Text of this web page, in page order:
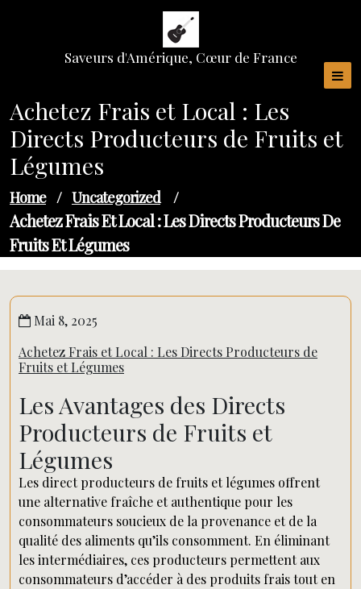
Saveurs d'Amérique, Cœur de France
Achetez Frais et Local : Les
Directs Producteurs de Fruits et
Légumes
Home / Uncategorized /
Achetez Frais Et Local : Les Directs Producteurs De
Fruits Et Légumes
Mai 8, 2025
Achetez Frais et Local : Les Directs Producteurs de
Fruits et Légumes
Les Avantages des Directs
Producteurs de Fruits et
Légumes
Les direct producteurs de fruits et légumes offrent
une alternative fraîche et authentique pour les
consommateurs soucieux de la provenance et de la
qualité des aliments qu’ils consomment. En éliminant
les intermédiaires, ces producteurs permettent aux
consommateurs d’accéder à des produits frais tout en